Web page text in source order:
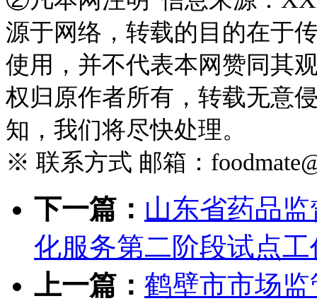
源于网络，转载的目的在于
使用，并不代表本网赞同其
权归原作者所有，转载无意
知，我们将尽快处理。
※ 联系方式 邮箱：
下一篇： 山东省药品
化服务第二阶段试点
上一篇： 鹤壁市市场